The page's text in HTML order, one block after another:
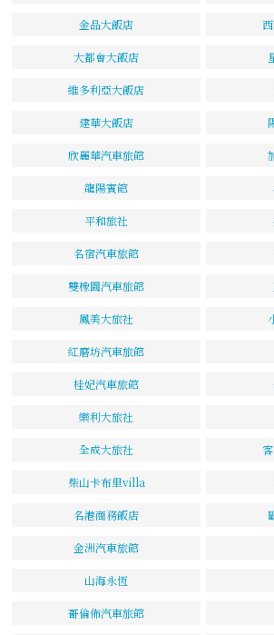
金品大飯店
大都會大飯店
維多利亞大飯店
建華大飯店
欣麗華汽車旅館
龍陽賓館
平和旅社
名宿汽車旅館
雙橡園汽車旅館
鳳美大旅社
紅磨坊汽車旅館
桂妃汽車旅館
樂利大旅社
全成大旅社
柴山卡布里villa
名港商務飯店
金洲汽車旅館
山海永恆
哥倫佈汽車旅館